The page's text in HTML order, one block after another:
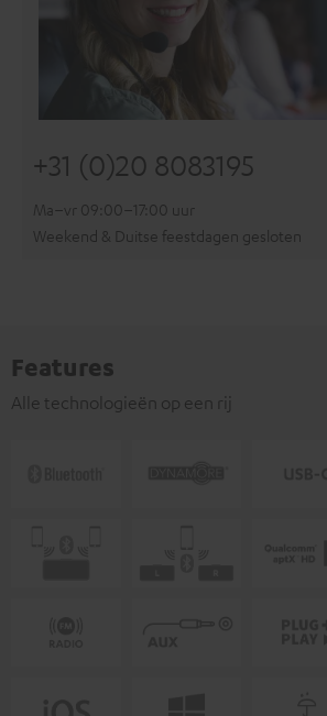
+31 (0)20 8083195
Ma–vr 09:00–17:00 uur
Weekend & Duitse feestdagen gesloten
Features
Alle technologieën op een rij